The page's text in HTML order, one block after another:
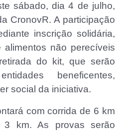
sábado, dia 4 de julho,
CronovR. A participação
inscrição solidária,
não perecíveis
do kit, que serão
beneficentes,
social da iniciativa.
com corrida de 6 km
3 km. As provas serão